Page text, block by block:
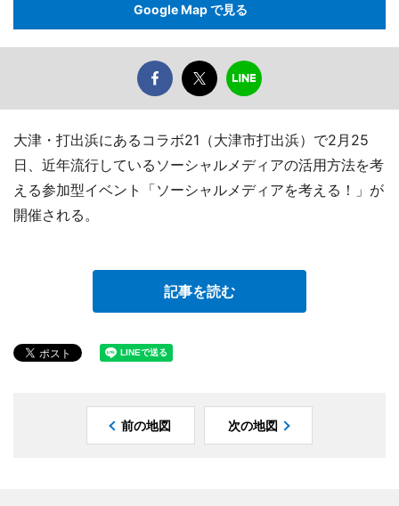
Google Map で見る
大津・打出浜にあるコラボ21（大津市打出浜）で2月25
日、近年流行しているソーシャルメディアの活用方法を考
える参加型イベント「ソーシャルメディアを考える！」が
開催される。
記事を読む
前の地図 次の地図